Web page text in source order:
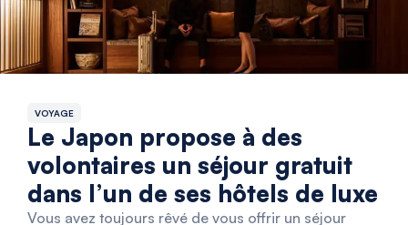
VOYAGE
Le Japon propose à des
volontaires un séjour gratuit
dans l’un de ses hôtels de luxe
Vous avez toujours rêvé de vous offrir un séjour